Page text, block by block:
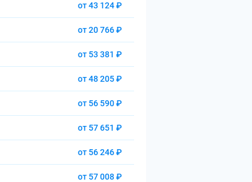
от 43 124 ₽
от 20 766 ₽
от 53 381 ₽
от 48 205 ₽
от 56 590 ₽
от 57 651 ₽
от 56 246 ₽
от 57 008 ₽